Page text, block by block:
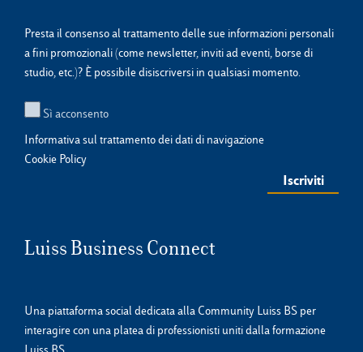
Presta il consenso al trattamento delle sue informazioni personali
a fini promozionali (come newsletter, inviti ad eventi, borse di
studio, etc.)? È possibile disiscriversi in qualsiasi momento.
Sì acconsento
Informativa sul trattamento dei dati di navigazione
Cookie Policy
Luiss Business Connect
Una piattaforma social dedicata alla Community Luiss BS per
interagire con una platea di professionisti uniti dalla formazione